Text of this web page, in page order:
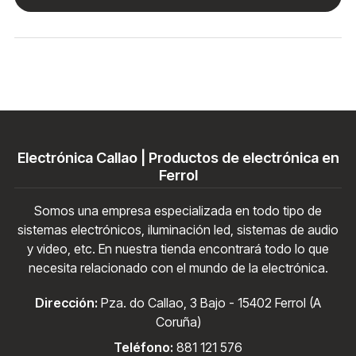
Electrónica Callao | Productos de electrónica en
Ferrol
Somos una empresa especializada en todo tipo de
sistemas electrónicos, iluminación led, sistemas de audio
y video, etc. En nuestra tienda encontrará todo lo que
necesita relacionado con el mundo de la electrónica.
Dirección: Pza. do Callao, 3 Bajo - 15402 Ferrol (A
Coruña)
Teléfono: 881 121 576